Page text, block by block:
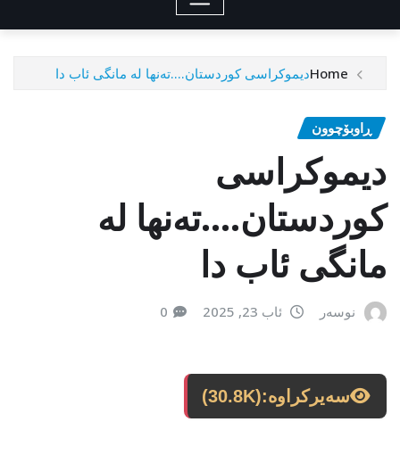
Homeدیموکراسی کوردستان….تەنها لە مانگی ئاب دا
ڕاوبۆچوون
دیموکراسی
کوردستان….تەنها لە
مانگی ئاب دا
نوسەر ئاب 23, 2025 0
سەیرکراوە:(30.8K)